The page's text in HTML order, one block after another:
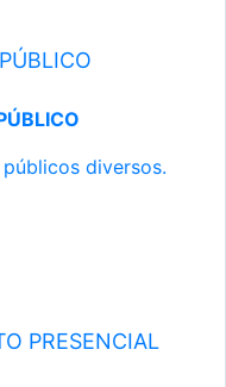
diversos.
PRESENCIAL